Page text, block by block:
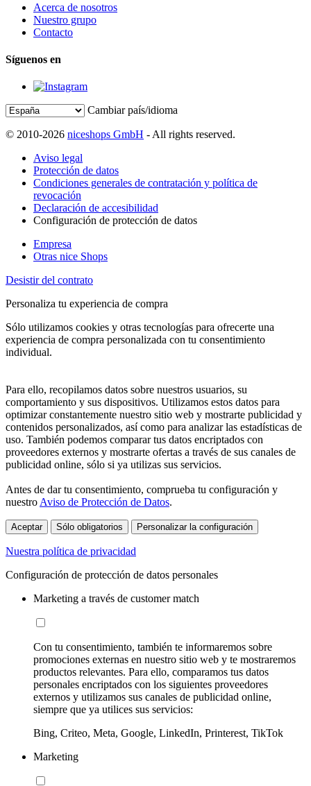
Acerca de nosotros
Nuestro grupo
Contacto
Síguenos en
Cambiar país/idioma
© 2010-2026 niceshops GmbH - All rights reserved.
Aviso legal
Protección de datos
Condiciones generales de contratación y política de
revocación
Declaración de accesibilidad
Configuración de protección de datos
Empresa
Otras nice Shops
Desistir del contrato
Personaliza tu experiencia de compra
Sólo utilizamos cookies y otras tecnologías para ofrecerte una
experiencia de compra personalizada con tu consentimiento
individual.
Para ello, recopilamos datos sobre nuestros usuarios, su
comportamiento y sus dispositivos. Utilizamos estos datos para
optimizar constantemente nuestro sitio web y mostrarte publicidad y
contenidos personalizados, así como para analizar las estadísticas de
uso. También podemos comparar tus datos encriptados con
proveedores externos y mostrarte ofertas a través de sus canales de
publicidad online, sólo si ya utilizas sus servicios.
Antes de dar tu consentimiento, comprueba tu configuración y
nuestro Aviso de Protección de Datos.
Aceptar Sólo obligatorios Personalizar la configuración
Nuestra política de privacidad
Configuración de protección de datos personales
Marketing a través de customer match
Con tu consentimiento, también te informaremos sobre
promociones externas en nuestro sitio web y te mostraremos
productos relevantes. Para ello, comparamos tus datos
personales encriptados con los siguientes proveedores
externos y utilizamos sus canales de publicidad online,
siempre que ya utilices sus servicios:
Bing, Criteo, Meta, Google, LinkedIn, Printerest, TikTok
Marketing